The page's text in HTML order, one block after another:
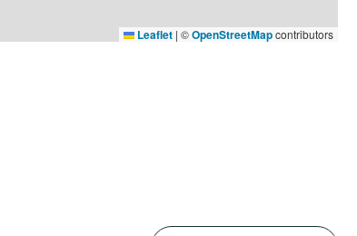
Leaflet | ©OpenStreetMapcontributors